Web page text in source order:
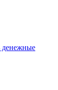
денежные